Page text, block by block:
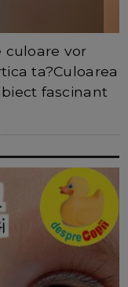
culoare vor
ta?Culoarea
fascinant